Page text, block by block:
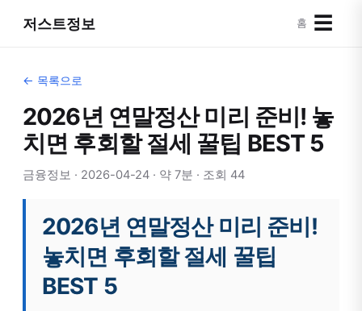
저스트정보 홈 ☰
← 목록으로
2026년 연말정산 미리 준비! 놓
치면 후회할 절세 꿀팁 BEST 5
금융정보 · 2026-04-24 · 약 7분 · 조회 44
2026년 연말정산 미리 준비!
놓치면 후회할 절세 꿀팁
BEST 5